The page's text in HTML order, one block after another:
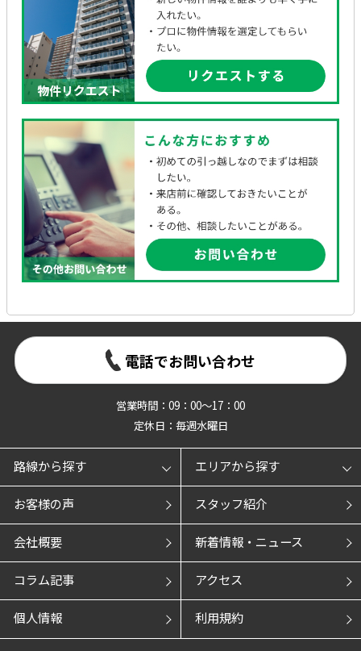
電話でお問い合わせ
営業時間：09：00～17：00
定休日：毎週水曜日
路線から探す エリアから探す
お客様の声 スタッフ紹介
会社概要 新着情報・ニュース
コラム記事 アクセス
個人情報 利用規約